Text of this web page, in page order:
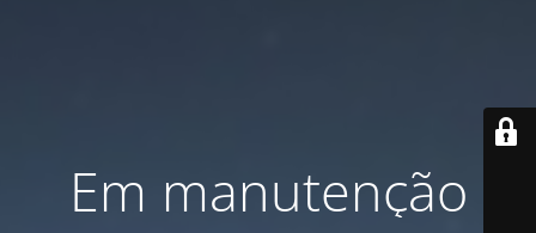
Em manutenção